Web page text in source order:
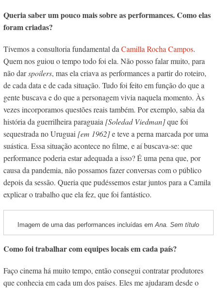
Queria saber um pouco mais sobre as performances. Como elas
foram criadas?
Tivemos a consultoria fundamental da Camilla Rocha Campos.
Quem nos guiou o tempo todo foi ela. Não posso falar muito, para
não darspoilers, mas ela criava as performances a partir do roteiro,
de cada data e de cada situação. Tudo foi feito em função do que a
gente buscava e do que a personagem vivia naquela momento. Às
vezes incorporamos questões reais também. Por exemplo, sabia da
história da guerrilheira paraguaia [Soledad Viedman]que foi
sequestrada no Uruguai [em 1962]e teve a perna marcada por uma
suástica. Essa situação acontece no filme, e aí buscava-se: que
performance poderia estar adequada a isso? É uma pena que, por
causa da pandemia, não possamos fazer conversas com o público
depois da sessão. Queria que pudéssemos estar juntos para a Camila
explicar o trabalho que ela fez, que foi fantástico.
Imagem de uma das performances incluídas emAna. Sem título
Como foi trabalhar com equipes locais em cada país?
Faço cinema há muito tempo, então consegui contratar produtores
que conhecia em cada um dos países. Eles me ajudaram desde o